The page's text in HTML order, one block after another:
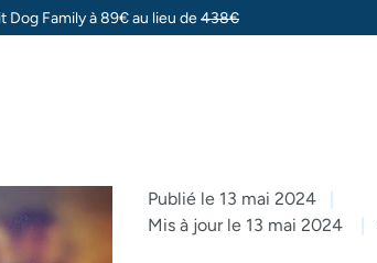
Dog Family à 89€ au lieu de438€
Publié le 13 mai 2024
Mis à jour le 13 mai 2024